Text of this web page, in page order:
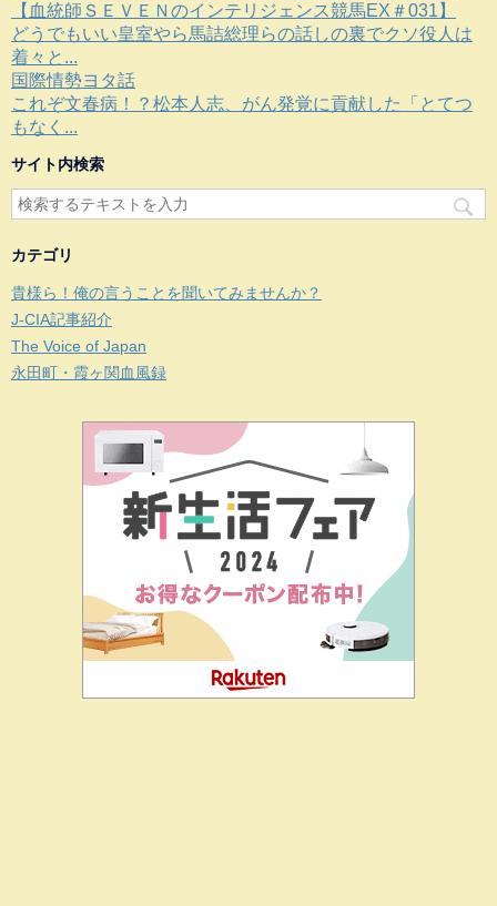
【血統師ＳＥＶＥＮのインテリジェンス競馬EX＃031】
どうでもいい皇室やら馬詰総理らの話しの裏でクソ役人は
着々と...
国際情勢ヨタ話
これぞ文春病！？松本人志、がん発覚に貢献した「とてつ
もなく...
サイト内検索
カテゴリ
貴様ら！俺の言うことを聞いてみませんか？
J-CIA記事紹介
The Voice of Japan
永田町・霞ヶ関血風録